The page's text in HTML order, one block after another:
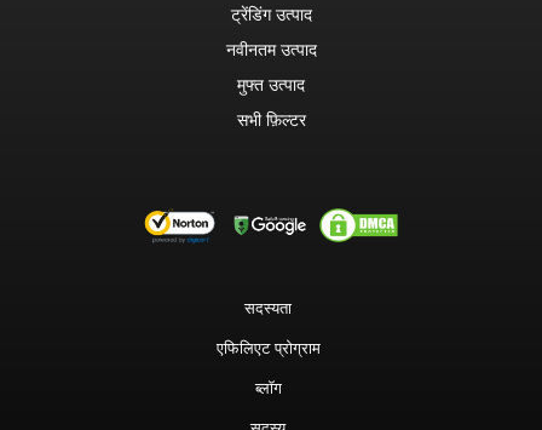
ट्रेंडिंग उत्पाद
नवीनतम उत्पाद
मुफ्त उत्पाद
सभी फ़िल्टर
सदस्यता
एफिलिएट प्रोग्राम
ब्लॉग